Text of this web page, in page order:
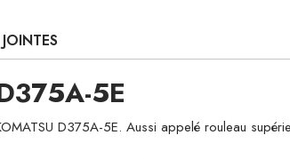
5E
D375A-5E. Aussi appelé rouleau